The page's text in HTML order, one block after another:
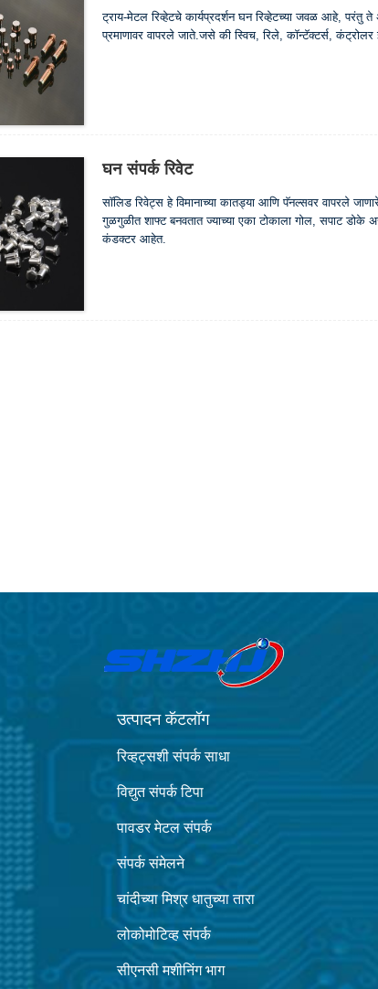
ट्राय-मेटल रिव्हेटचे कार्यप्रदर्शन घन रिव्हेटच्या जवळ आहे,
प्रमाणावर वापरले जाते.जसे की स्विच, रिले, कॉन्टॅक्टर्स, कंट्रोलर
घन संपर्क रिवेट
सॉलिड रिवेट्स हे विमानाच्या कातड्या आणि पॅनल्सवर वापरले
गुळगुळीत शाफ्ट बनवतात ज्याच्या एका टोकाला गोल, सपाट
कंडक्टर आहेत.
उत्पादन कॅटलॉग
रिव्हट्सशी संपर्क साधा
विद्युत संपर्क टिपा
पावडर मेटल संपर्क
संपर्क संमेलने
चांदीच्या मिश्र धातुच्या तारा
लोकोमोटिव्ह संपर्क
सीएनसी मशीनिंग भाग